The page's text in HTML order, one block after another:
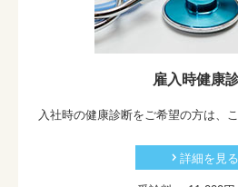
雇入時健康
入社時の健康診断をご希望の方は、
詳細を見る